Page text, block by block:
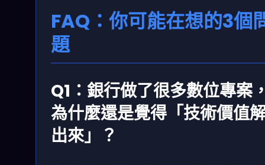
FAQ：你可能在想的3個
題
Q1：銀行做了很多數位專案
為什麼還是覺得「技術價值
出來」？